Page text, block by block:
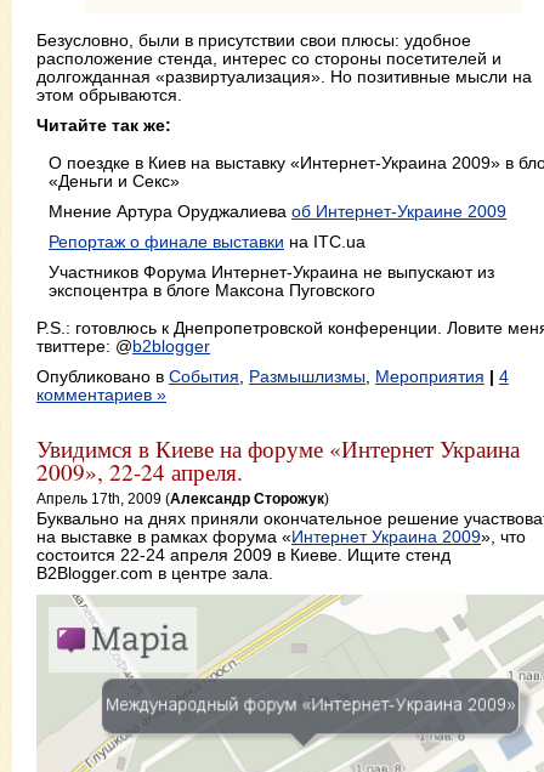
Безусловно, были в присутствии свои плюсы: удобное
расположение стенда, интерес со стороны посетителей и
долгожданная «развиртуализация». Но позитивные мысли на
этом обрываются.
Читайте так же:
О поездке в Киев на выставку «Интернет-Украина 2009» в
«Деньги и Секс»
Мнение Артура Оруджалиева об Интернет-Украине 2009
Репортаж о финале выставки на ITC.ua
Участников Форума Интернет-Украина не выпускают из
экспоцентра в блоге Максона Пуговского
P.S.: готовлюсь к Днепропетровской конференции. Ловите
твиттере: @b2blogger
Опубликовано в События Размышлизмы Мероприятия | 4
комментариев »
Увидимся в Киеве на форуме «Интернет Украина
2009», 22-24 апреля.
Апрель 17th, 2009 (Александр Сторожук)
Буквально на днях приняли окончательное решение
на выставке в рамках форума «Интернет Украина 2009», что
состоится 22-24 апреля 2009 в Киеве. Ищите стенд
B2Blogger.com в центре зала.